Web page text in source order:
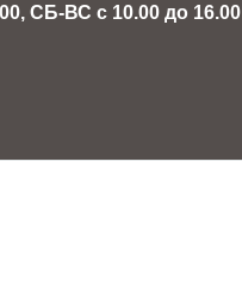
СБ-ВС с 10.00 до 16.00